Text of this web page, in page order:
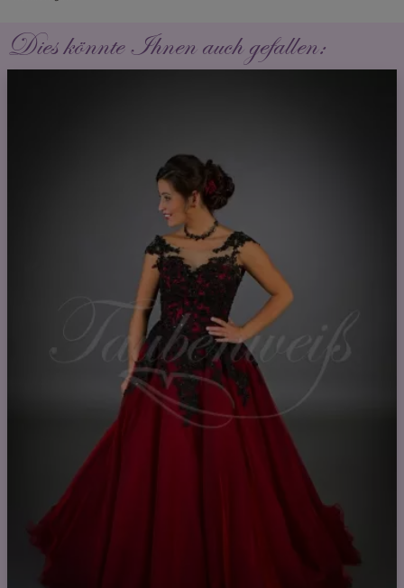
Dies könnte Ihnen auch gefallen: